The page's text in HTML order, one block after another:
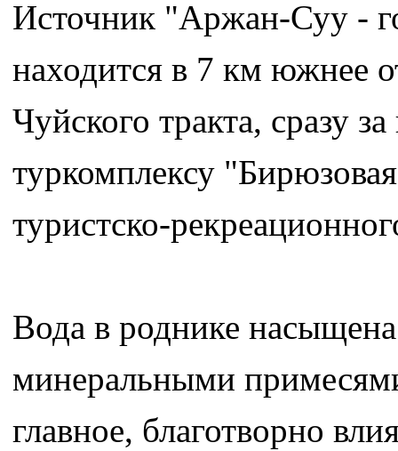
Источник "Аржан-Суу -
находится в 7 км южнее
Чуйского тракта, сразу
туркомплексу
туристско-
Вода в роднике
минеральными
главное, благотворно